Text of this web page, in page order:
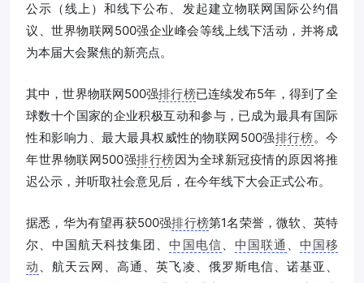
公示（线上）和线下公布、发起建立物联网国际公约倡
议、世界物联网500强企业峰会等线上线下活动，并将成
为本届大会聚焦的新亮点。
其中，世界物联网500强排行榜已连续发布5年，得到了全
球数十个国家的企业积极互动和参与，已成为最具有国际
性和影响力、最大最具权威性的物联网500强排行榜。今
年世界物联网500强排行榜因为全球新冠疫情的原因将推
迟公示，并听取社会意见后，在今年线下大会正式公布。
据悉，华为有望再获500强排行榜第1名荣誉，微软、英特
尔、中国航天科技集团、中国电信 中国联通
中国移
动
、航天云网、高通、英飞凌、俄罗斯电信、诺基亚、